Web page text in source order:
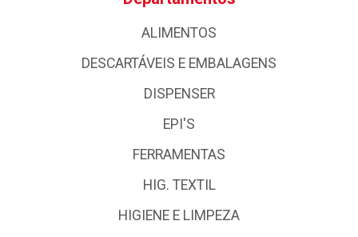
ALIMENTOS
DESCARTÁVEIS E EMBALAGENS
DISPENSER
EPI'S
FERRAMENTAS
HIG. TEXTIL
HIGIENE E LIMPEZA